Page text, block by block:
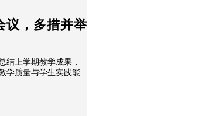
议，多措并举
结上学期教学成果，
学质量与学生实践能